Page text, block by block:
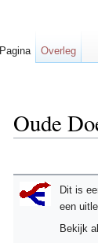
Oude
Dit is
een
Bekijk
Pagina Overleg